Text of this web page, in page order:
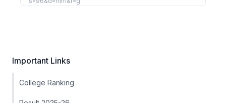
Important Links
College Ranking